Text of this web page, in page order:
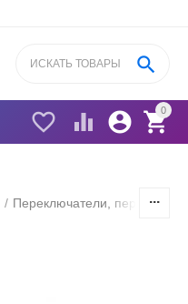
0


 

/ Переключатели,